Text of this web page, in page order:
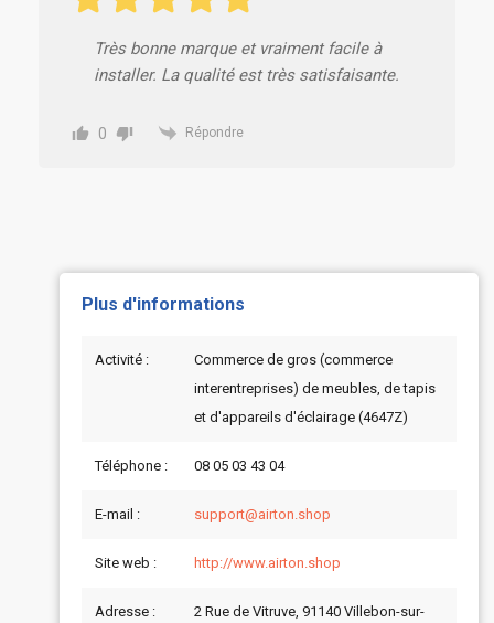
Très bonne marque et vraiment facile à
installer. La qualité est très satisfaisante.
0 Répondre
Plus d'informations
Activité :
Commerce de gros (commerce
interentreprises) de meubles, de tapis
et d'appareils d'éclairage (4647Z)
Téléphone : 08 05 03 43 04
E-mail : support@airton.shop
Site web : http://www.airton.shop
Adresse :
2 Rue de Vitruve, 91140 Villebon-sur-